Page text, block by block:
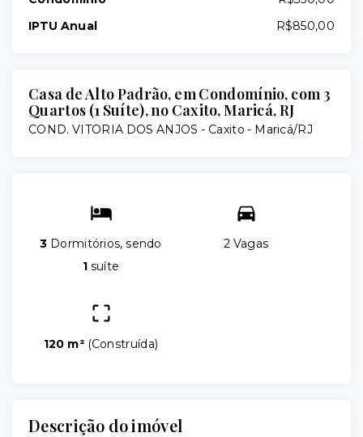
IPTU Anual
R$850,00
Casa de Alto Padrão, em Condomínio, com 3
Quartos (1 Suíte), no Caxito, Maricá, RJ
COND. VITORIA DOS ANJOS - Caxito - Maricá/RJ
3 Dormitórios, sendo
1 suíte
2 Vagas
120 m² (Construída)
Descrição do imóvel